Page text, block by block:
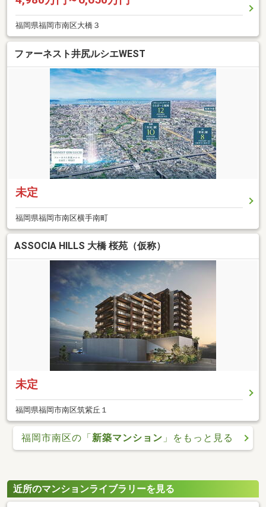
福岡県福岡市南区大橋３
ファーネスト井尻ルシエWEST
未定
福岡県福岡市南区横手南町
ASSOCIA HILLS 大橋 桜苑（仮称）
未定
福岡県福岡市南区筑紫丘１
福岡市南区の「新築マンション 」をもっと見る
近所のマンションライブラリーを見る